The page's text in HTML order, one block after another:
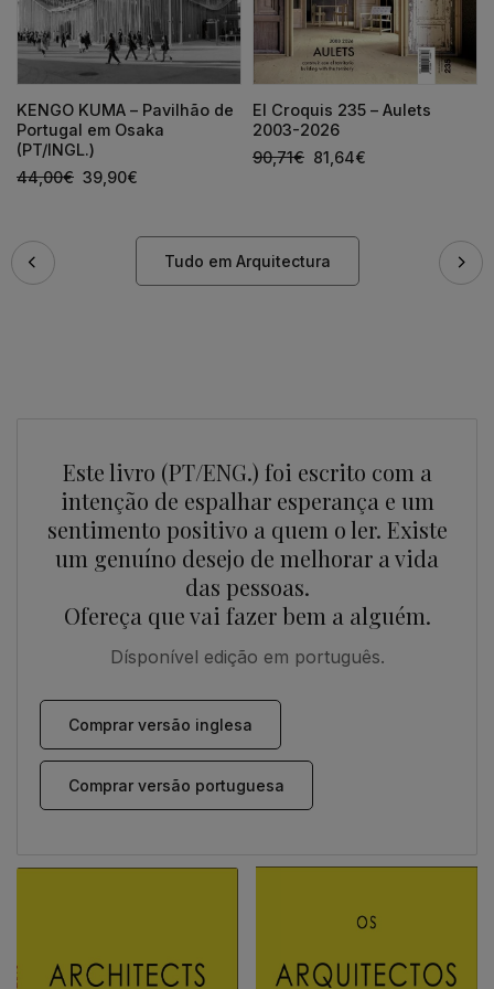
KENGO KUMA – Pavilhão de
Portugal em Osaka
(PT/INGL.)
44,00€ 39,90€
El Croquis 235 – Aulets
2003-2026
90,71€ 81,64€
Tudo em Arquitectura
Este livro (PT/ENG.) foi escrito com a
intenção de espalhar esperança e um
sentimento positivo a quem o ler. Existe
um genuíno desejo de melhorar a vida
das pessoas.
Ofereça que vai fazer bem a alguém.
Dísponível edição em português.
Comprar versão inglesa
Comprar versão portuguesa